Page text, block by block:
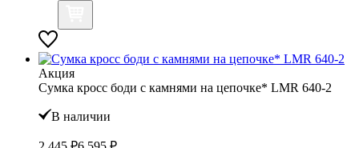
Акция
Сумка кросс боди с камнями на цепочке* LMR 640-2
В наличии